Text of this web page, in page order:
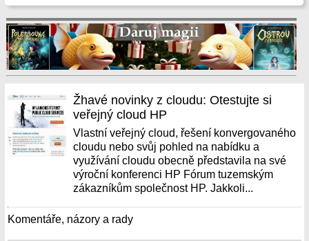
Žhavé novinky z cloudu: Otestujte si
veřejný cloud HP
Vlastní veřejný cloud, řešení konvergovaného
cloudu nebo svůj pohled na nabídku a
využívání cloudu obecně představila na své
výroční konferenci HP Fórum tuzemským
zákazníkům společnost HP. Jakkoli...
Komentáře, názory a rady